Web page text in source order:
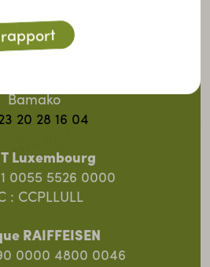
25 43 28 28
Bamako
20 28 16 04
Luxembourg
0055 5526 0000
: CCPLLULL
RAIFFEISEN
0000 4800 0046